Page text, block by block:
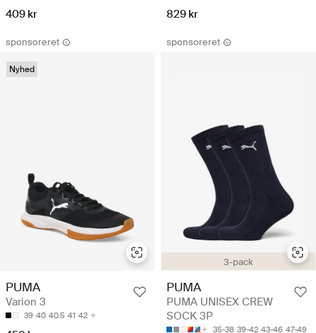
409 kr 829 kr
sponsoreret
Nyhed
PUMA
Varion 3
39 40 40.5 41 42
sponsoreret
3-pack
PUMA
PUMA UNISEX CREW
SOCK 3P
35-38 39-42 43-46 47-49